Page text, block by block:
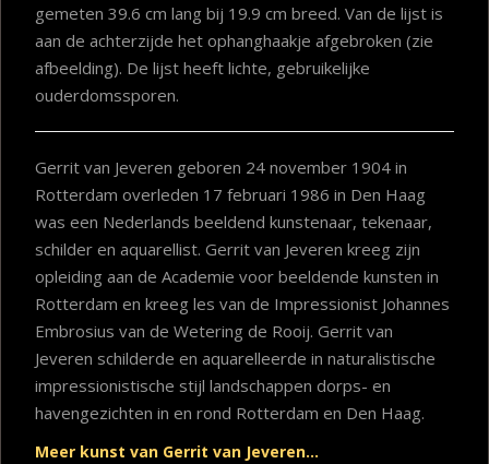
gemeten 39.6 cm lang bij 19.9 cm breed. Van de lijst is
aan de achterzijde het ophanghaakje afgebroken (zie
afbeelding). De lijst heeft lichte, gebruikelijke
ouderdomssporen.
Gerrit van Jeveren geboren 24 november 1904 in
Rotterdam overleden 17 februari 1986 in Den Haag
was een Nederlands beeldend kunstenaar, tekenaar,
schilder en aquarellist. Gerrit van Jeveren kreeg zijn
opleiding aan de Academie voor beeldende kunsten in
Rotterdam en kreeg les van de Impressionist Johannes
Embrosius van de Wetering de Rooij. Gerrit van
Jeveren schilderde en aquarelleerde in naturalistische
impressionistische stijl landschappen dorps- en
havengezichten in en rond Rotterdam en Den Haag.
Meer kunst van Gerrit van Jeveren…